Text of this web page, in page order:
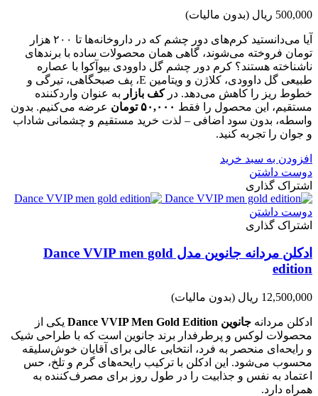
500,000 ریال (بدون مالیات)
آیا می‌دانستید کرم‌های دور چشم که در داروخانه‌ها تا ۲۰۰ هزار
تومان فروخته می‌شوند، گاهی همان محصولات ساده با برندهای
ناشناخته هستند؟ کرم دور چشم گل داوودی بیوآکوا با عصاره
طبیعی گل داوودی، کلاژن و ویتامین E، پف صبحگاهی، تیرگی و
خطوط ریز را کاهش می‌دهد. درکف بازار به عنوان واردکننده
مستقیم، این محصول را فقط ۵۰,۰۰۰ تومان
عرضه می‌کنیم. بدون
واسطه، بدون سود اضافی – لذت خرید مستقیم و چشمانی شاداب
و جوان را تجربه کنید.
افزودن به سبد خرید
دوست داشتن
اشتراک گذاری
دوست داشتن
اشتراک گذاری
ادکلن مردانه جانوین مدل Dance VVIP men gold
edition
12,500,000 ریال (بدون مالیات)
ادکلن مردانه جانوین Dance VVIP Men Gold Edition
یکی از
محصولات لوکس و پرطرفدار برند جانوین است که با طراحی شیک
و رایحه‌ای منحصر به فرد، انتخابی عالی برای آقایان خوش‌سلیقه
محسوب می‌شود. این ادکلن با ترکیب رایحه‌های گرم و تلخ، حس
اعتماد به نفس و جذابیت را در طول روز برای مصرف‌کننده به
همراه دارد.